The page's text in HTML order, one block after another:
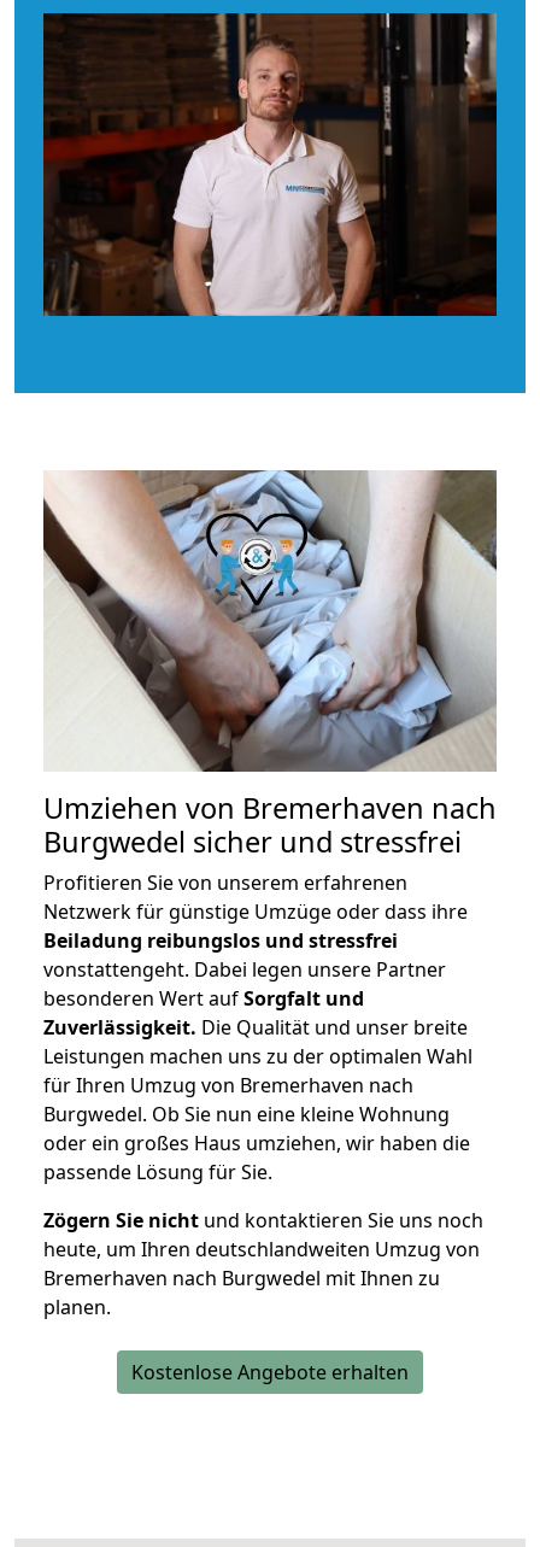
Umziehen von Bremerhaven nach
Burgwedel sicher und stressfrei
Profitieren Sie von unserem erfahrenen
Netzwerk für günstige Umzüge oder dass ihre
Beiladung reibungslos und stressfrei
vonstattengeht. Dabei legen unsere Partner
besonderen Wert aufSorgfalt und
Zuverlässigkeit. Die Qualität und unser breite
Leistungen machen uns zu der optimalen Wahl
für Ihren Umzug von Bremerhaven nach
Burgwedel. Ob Sie nun eine kleine Wohnung
oder ein großes Haus umziehen, wir haben die
passende Lösung für Sie.
Zögern Sie nicht und kontaktieren Sie uns noch
heute, um Ihren deutschlandweiten Umzug von
Bremerhaven nach Burgwedel mit Ihnen zu
planen.
Kostenlose Angebote erhalten